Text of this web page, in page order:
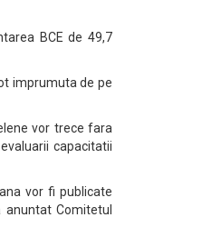
BCE de 49,7
imprumuta de pe
vor trece fara
capacitatii
vor fi publicate
anuntat Comitetul